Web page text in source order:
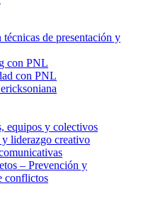
de presentación y
con PNL
con PNL
equipos y colectivos
y liderazgo creativo
– Prevención y
conflictos